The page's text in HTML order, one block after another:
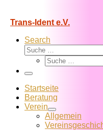
Trans-Ident e.V.
Search
Suche
Suche
Menü
Startseite
Beratung
Verein
Allgemein